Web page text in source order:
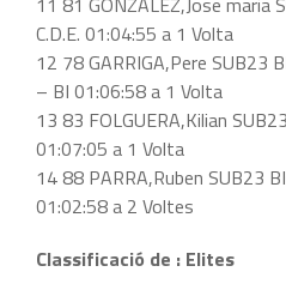
C.D.E. 01:04:55 a 1 Volta
12 78 GARRIGA,Pere SUB23
– BI 01:06:58 a 1 Volta
13 83 FOLGUERA,Kilian
01:07:05 a 1 Volta
14 88 PARRA,Ruben SUB23
01:02:58 a 2 Voltes
Classificació de : Elites